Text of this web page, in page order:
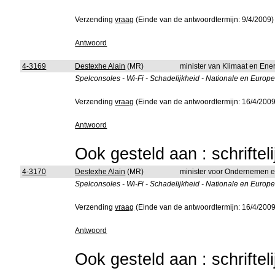
Verzendingvraag (Einde van de antwoordtermijn: 9/4/2009)
Antwoord
4-3169 Destexhe Alain (MR)
minister van Klimaat en
Spelconsoles - Wi-Fi - Schadelijkheid - Nationale en
Verzendingvraag (Einde van de antwoordtermijn: 16/4/
Antwoord
Ook gesteld aan :
4-3170 Destexhe Alain (MR)
minister voor Ondernemen
Spelconsoles - Wi-Fi - Schadelijkheid - Nationale en
Verzendingvraag (Einde van de antwoordtermijn: 16/4/
Antwoord
Ook gesteld aan :